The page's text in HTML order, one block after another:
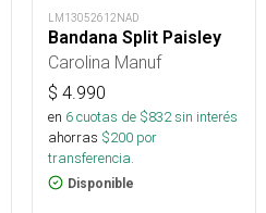
LM13052612NAD
Bandana Split Paisley
Carolina Manuf
$ 4.990
en 6cuotas de $832sin interés
ahorras $200 por
transferencia.
Disponible